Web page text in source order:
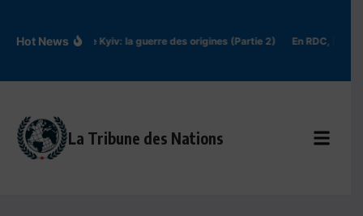
Hot NewsRus’ de Kyiv: la guerre des origines (Partie 2) En RDC,
La Tribune des Nations